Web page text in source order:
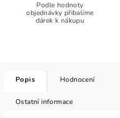
Podle hodnoty
objednávky přibalíme
dárek k nákupu
Popis Hodnocení
Ostatní informace